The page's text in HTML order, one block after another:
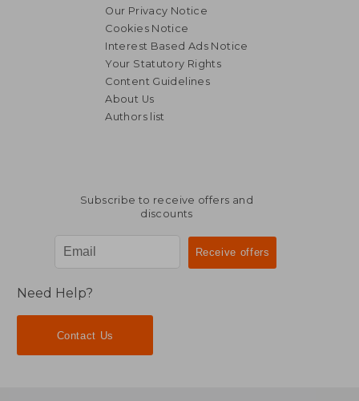
Our Privacy Notice
Cookies Notice
Interest Based Ads Notice
Your Statutory Rights
Content Guidelines
About Us
Authors list
Subscribe to receive offers and
discounts
Need Help?
Contact Us